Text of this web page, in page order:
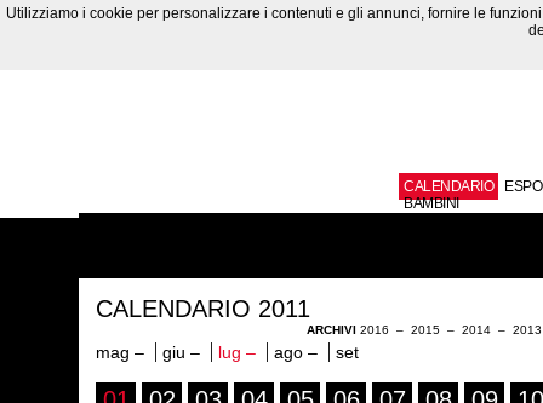
CALENDARIO
BAMBINI
CALENDARIO 2011
ARCHIVI 2016 – 2015 – 2014 –
mag – giu – lug – ago – set
Utilizziamo i cookie per personalizzare i contenuti e gli annunci, fornire le